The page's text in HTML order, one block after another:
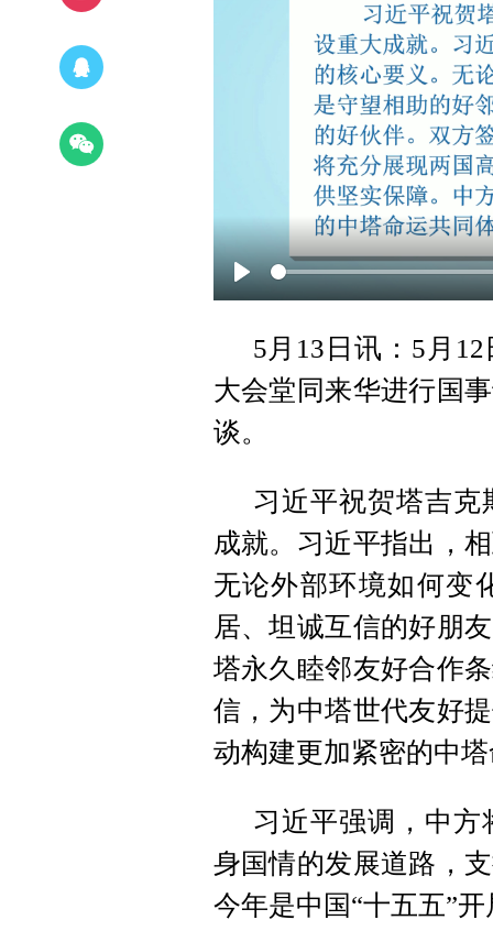
Play
5月13日讯：5月
大会堂同来华进行国
谈。
习近平祝贺塔吉克
成就。习近平指出，
无论外部环境如何变
居、坦诚互信的好朋
塔永久睦邻友好合作
信，为中塔世代友好
动构建更加紧密的中
习近平强调，中
身国情的发展道路，
今年是中国“十五五”